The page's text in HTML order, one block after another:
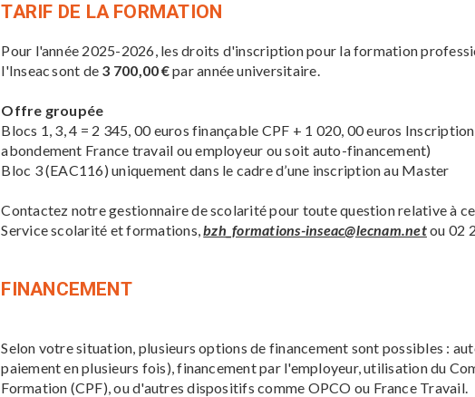
TARIF DE LA FORMATION
Pour l'année 2025-2026, les droits d'inscription pour la formation
l'Inseac sont de 3 700,00 €par année universitaire.
Offre groupée
Blocs 1, 3, 4 = 2 345, 00 euros finançable CPF + 1 020, 00 euros
abondement France travail ou employeur ou soit auto-financement)
Bloc 3 (EAC116) uniquement dans le cadre d’une inscription au Master
Contactez notre gestionnaire de scolarité pour toute question relative à
Service scolarité et formations,bzh_formations-inseac@lecnam.netou 02
FINANCEMENT
Selon votre situation, plusieurs options de financement sont possibles :
paiement en plusieurs fois), financement par l'employeur, utilisation du
Formation (CPF), ou d'autres dispositifs comme OPCO ou France Travail.